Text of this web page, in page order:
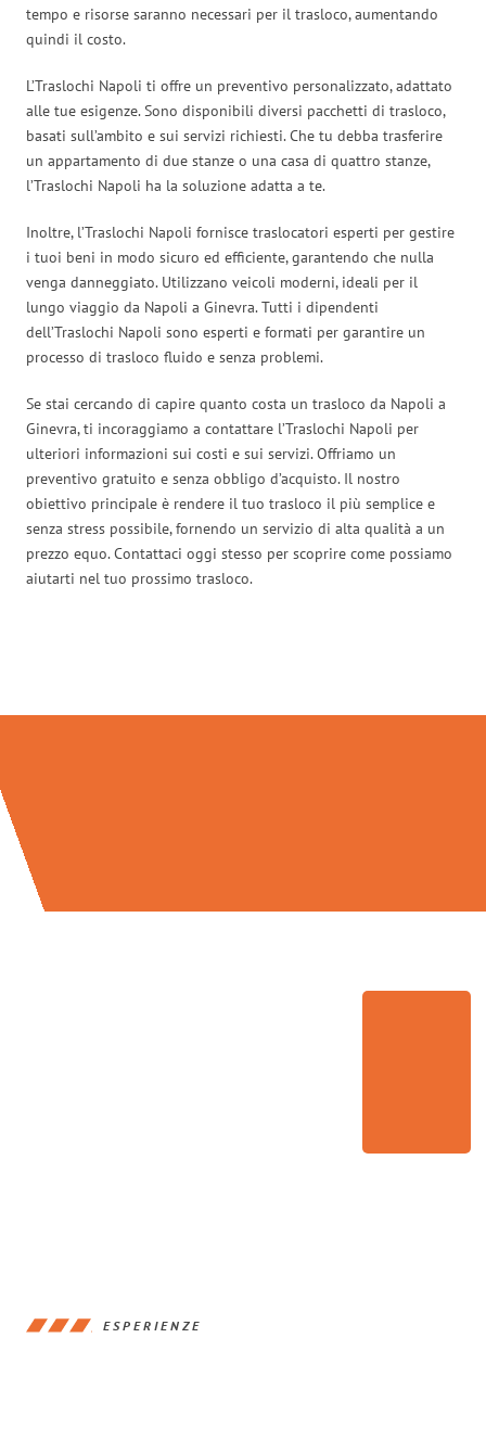
tempo e risorse saranno necessari per il trasloco, aumentando
quindi il costo.
L’Traslochi Napoli ti offre un preventivo personalizzato, adattato
alle tue esigenze. Sono disponibili diversi pacchetti di trasloco,
basati sull’ambito e sui servizi richiesti. Che tu debba trasferire
un appartamento di due stanze o una casa di quattro stanze,
l’Traslochi Napoli ha la soluzione adatta a te.
Inoltre, l’Traslochi Napoli fornisce traslocatori esperti per gestire
i tuoi beni in modo sicuro ed efficiente, garantendo che nulla
venga danneggiato. Utilizzano veicoli moderni, ideali per il
lungo viaggio da Napoli a Ginevra. Tutti i dipendenti
dell’Traslochi Napoli sono esperti e formati per garantire un
processo di trasloco fluido e senza problemi.
Se stai cercando di capire quanto costa un trasloco da Napoli a
Ginevra, ti incoraggiamo a contattare l’Traslochi Napoli per
ulteriori informazioni sui costi e sui servizi. Offriamo un
preventivo gratuito e senza obbligo d’acquisto. Il nostro
obiettivo principale è rendere il tuo trasloco il più semplice e
senza stress possibile, fornendo un servizio di alta qualità a un
prezzo equo. Contattaci oggi stesso per scoprire come possiamo
aiutarti nel tuo prossimo trasloco.
ESPERIENZE